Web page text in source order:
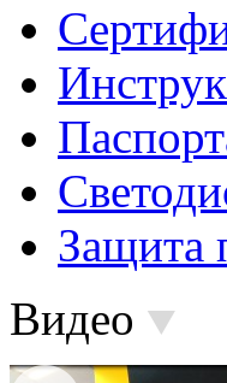
Защита
Видео